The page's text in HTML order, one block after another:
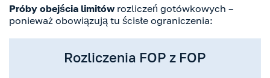
Próby obejścia limitów rozliczeń gotówkowych –
ponieważ obowiązują tu ścisłe ograniczenia:
Rozliczenia FOP z FOP